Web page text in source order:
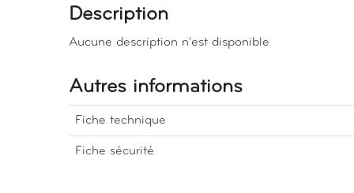
Description
Aucune description n'est disponible
Autres informations
Fiche technique
Fiche sécurité